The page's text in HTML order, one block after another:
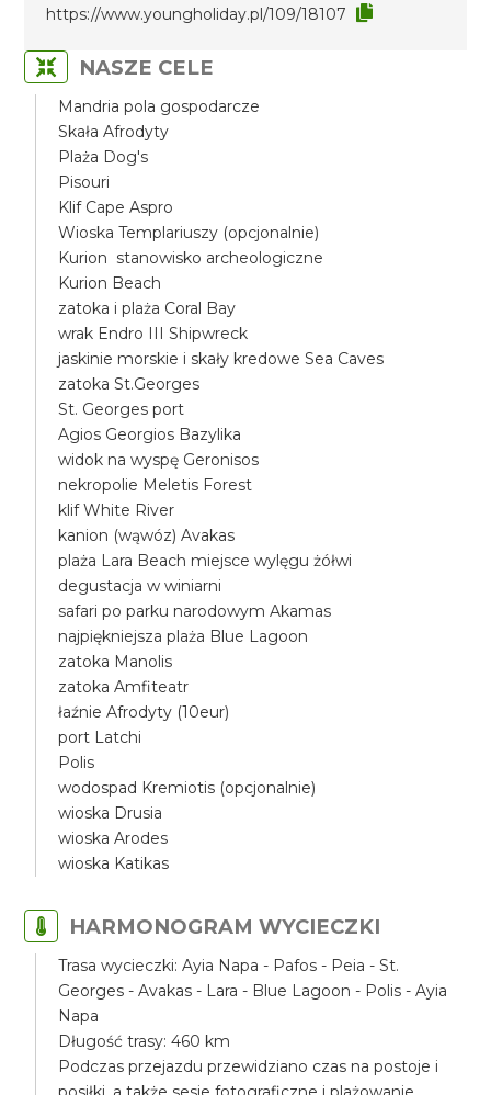
https://www.youngholiday.pl/109/18107
NASZE CELE
Mandria pola gospodarcze
Skała Afrodyty
Plaża Dog's
Pisouri
Klif Cape Aspro
Wioska Templariuszy (opcjonalnie)
Kurion stanowisko archeologiczne
Kurion Beach
zatoka i plaża Coral Bay
wrak Endro III Shipwreck
jaskinie morskie i skały kredowe Sea Caves
zatoka St.Georges
St. Georges port
Agios Georgios Bazylika
widok na wyspę Geronisos
nekropolie Meletis Forest
klif White River
kanion (wąwóz) Avakas
plaża Lara Beach miejsce wylęgu żółwi
degustacja w winiarni
safari po parku narodowym Akamas
najpiękniejsza plaża Blue Lagoon
zatoka Manolis
zatoka Amfiteatr
łaźnie Afrodyty (10eur)
port Latchi
Polis
wodospad Kremiotis (opcjonalnie)
wioska Drusia
wioska Arodes
wioska Katikas
HARMONOGRAM WYCIECZKI
Trasa wycieczki: Ayia Napa - Pafos - Peia - St.
Georges - Avakas - Lara - Blue Lagoon - Polis - Ayia
Napa
Długość trasy: 460 km
Podczas przejazdu przewidziano czas na postoje i